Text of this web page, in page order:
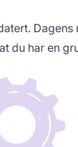
du har en